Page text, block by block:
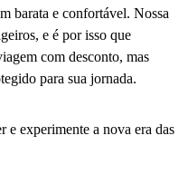
barata e confortável. Nossa
e é por isso que
com desconto, mas
para sua jornada.
e experimente a nova era das